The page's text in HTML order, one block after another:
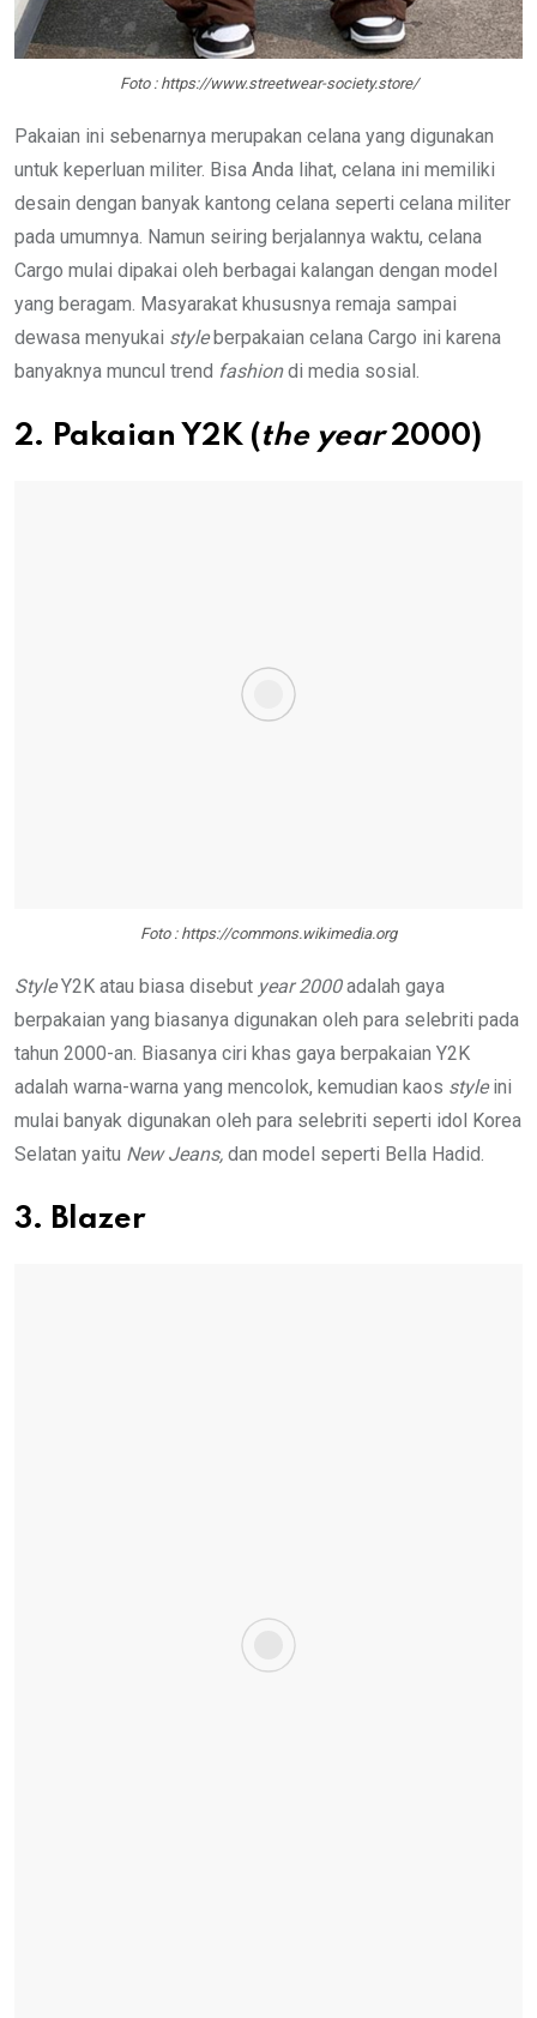
Foto : https://www.streetwear-society.store/
Pakaian ini sebenarnya merupakan celana yang digunakan
untuk keperluan militer. Bisa Anda lihat, celana ini memiliki
desain dengan banyak kantong celana seperti celana militer
pada umumnya. Namun seiring berjalannya waktu, celana
Cargo mulai dipakai oleh berbagai kalangan dengan model
yang beragam. Masyarakat khususnya remaja sampai
dewasa menyukai styleberpakaian celana Cargo ini karena
banyaknya muncul trend fashiondi media sosial.
2. Pakaian Y2K ( the year2000)
Foto : https://commons.wikimedia.org
StyleY2K atau biasa disebut year 2000adalah gaya
berpakaian yang biasanya digunakan oleh para selebriti pada
tahun 2000-an. Biasanya ciri khas gaya berpakaian Y2K
adalah warna-warna yang mencolok, kemudian kaos styleini
mulai banyak digunakan oleh para selebriti seperti idol Korea
Selatan yaitu New Jeans, dan model seperti Bella Hadid.
3. Blazer